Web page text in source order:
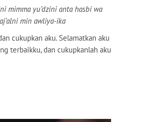
mimma yu’dzini anta hasbi wa
min awliya-ika
cukupkan aku. Selamatkan aku
terbaikku, dan cukupkanlah aku